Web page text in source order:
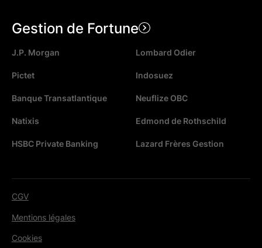
Gestion de Fortune
J.P. Morgan Lombard Odier
Pictet Indosuez
Banque Transatlantique Neuflize OBC
Natixis Edmond de Rothschild
HSBC Private Banking Lazard Frères Gestion
CGV
Mentions légales
Cookies